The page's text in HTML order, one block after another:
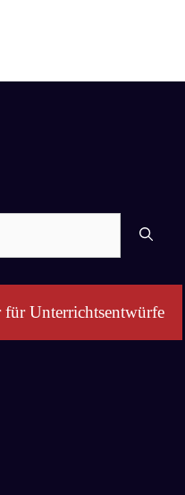
für Unterrichtsentwürfe